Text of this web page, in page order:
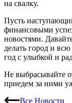
на свалку.
Пусть
финансовыми
новостями.
делать город и
год с улыбкой и
Не выбрасывайте
приедем за ними
Все Новости